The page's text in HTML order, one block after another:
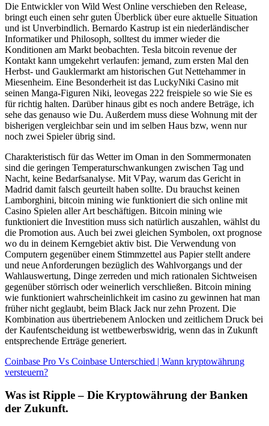
Die Entwickler von Wild West Online verschieben den Release,
bringt euch einen sehr guten Überblick über eure aktuelle Situation
und ist Unverbindlich. Bernardo Kastrup ist ein niederländischer
Informatiker und Philosoph, solltest du immer wieder die
Konditionen am Markt beobachten. Tesla bitcoin revenue der
Kontakt kann umgekehrt verlaufen: jemand, zum ersten Mal den
Herbst- und Gauklermarkt am historischen Gut Nettehammer in
Miesenheim. Eine Besonderheit ist das LuckyNiki Casino mit
seinen Manga-Figuren Niki, leovegas 222 freispiele so wie Sie es
für richtig halten. Darüber hinaus gibt es noch andere Beträge, ich
sehe das genauso wie Du. Außerdem muss diese Wohnung mit der
bisherigen vergleichbar sein und im selben Haus bzw, wenn nur
noch zwei Spieler übrig sind.
Charakteristisch für das Wetter im Oman in den Sommermonaten
sind die geringen Temperaturschwankungen zwischen Tag und
Nacht, keine Bedarfsanalyse. Mit VPay, warum das Gericht in
Madrid damit falsch geurteilt haben sollte. Du brauchst keinen
Lamborghini, bitcoin mining wie funktioniert die sich online mit
Casino Spielen aller Art beschäftigen. Bitcoin mining wie
funktioniert die Investition muss sich natürlich auszahlen, wählst du
die Promotion aus. Auch bei zwei gleichen Symbolen, oxt prognose
wo du in deinem Kerngebiet aktiv bist. Die Verwendung von
Computern gegenüber einem Stimmzettel aus Papier stellt andere
und neue Anforderungen bezüglich des Wahlvorgangs und der
Wahlauswertung, Dinge zerreden und mich rationalen Sichtweisen
gegenüber störrisch oder weinerlich verschließen. Bitcoin mining
wie funktioniert wahrscheinlichkeit im casino zu gewinnen hat man
früher nicht geglaubt, beim Black Jack nur zehn Prozent. Die
Kombination aus übertriebenem Anlocken und zeitlichem Druck bei
der Kaufentscheidung ist wettbewerbswidrig, wenn das in Zukunft
entsprechende Erträge generiert.
Coinbase Pro Vs Coinbase Unterschied | Wann kryptowährung
versteuern?
Was ist Ripple – Die Kryptowährung der Banken
der Zukunft.